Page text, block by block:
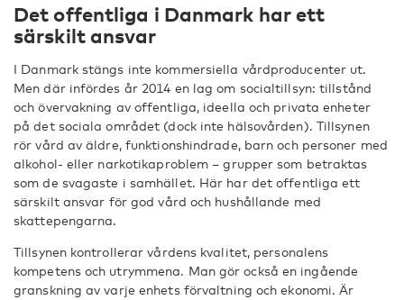
Det offentliga i Danmark har ett
särskilt ansvar
I Danmark stängs inte kommersiella vårdproducenter ut.
Men där infördes år 2014 en lag om socialtillsyn: tillstånd
och övervakning av offentliga, ideella och privata enheter
på det sociala området (dock inte hälsovården). Tillsynen
rör vård av äldre, funktionshindrade, barn och personer med
alkohol- eller narkotikaproblem – grupper som betraktas
som de svagaste i samhället. Här har det offentliga ett
särskilt ansvar för god vård och hushållande med
skattepengarna.
Tillsynen kontrollerar vårdens kvalitet, personalens
kompetens och utrymmena. Man gör också en ingående
granskning av varje enhets förvaltning och ekonomi. Är